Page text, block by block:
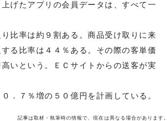
げたアプリの会員データは、すべて一
比率は約９割ある。商品受け取りに来
る比率は４４％ある。その際の客単価
いという。ＥＣサイトからの送客が実
．７％増の５０億円を計画している。
記事は取材・執筆時の情報で、現在は異なる場合があります。